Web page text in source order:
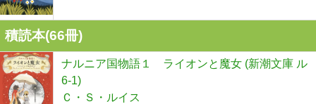
積読本(66冊)
ナルニア国物語１ ライオンと魔女 (新潮文庫 ル
6-1)
Ｃ・Ｓ・ルイス